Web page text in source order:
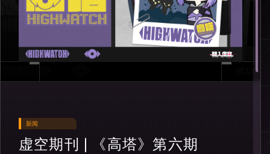
新闻
虚空期刊 | 《高塔》第六期